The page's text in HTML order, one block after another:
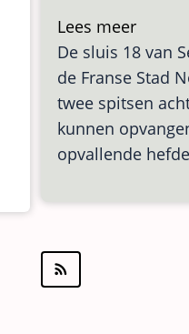
Lees meerover
Sluis
18
Noyon
De sluis 18 van
de Franse Stad
twee spitsen
kunnen
opvallende